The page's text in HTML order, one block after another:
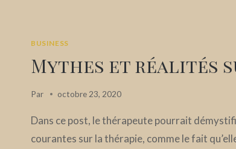
BUSINESS
Mythes et réalités
Par octobre 23, 2020
Dans ce post, le thérapeute pourrait
courantes sur la thérapie, comme le fait